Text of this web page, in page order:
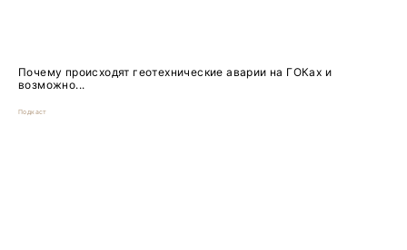
Почему происходят геотехнические аварии на ГОКах и
возможно...
Подкаст